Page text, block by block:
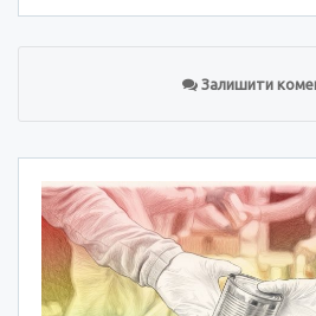
Залишити